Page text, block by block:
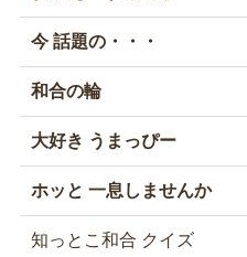
今 話題の・・・
和合の輪
大好き うまっぴー
ホッと 一息しませんか
知っとこ和合 クイズ